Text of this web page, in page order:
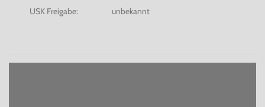
USK Freigabe:
unbekannt